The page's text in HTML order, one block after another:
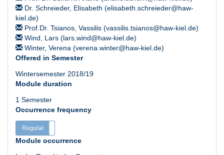
Dr. Schreieder, Elisabeth (elisabeth.schreieder@haw-
kiel.de)
Prof.Dr. Tsianos, Vassilis (vassilis.tsianos@haw-kiel.de)
Wind, Lars (lars.wind@haw-kiel.de)
Winter, Verena (verena.winter@haw-kiel.de)
Offered in Semester
Wintersemester 2018/19
Module duration
1 Semester
Occurrence frequency
Regular
Module occurrence